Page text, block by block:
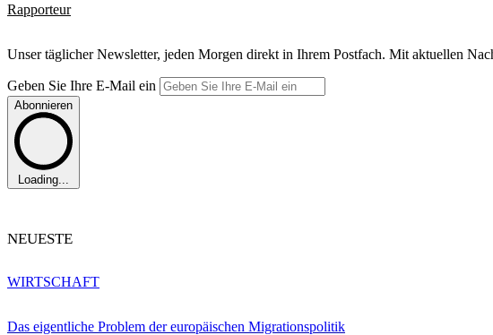
Rapporteur
Unser täglicher Newsletter, jeden Morgen direkt in Ihrem Postfach. Mit aktuellen
Geben Sie Ihre E-Mail ein
Abonnieren
Loading...
NEUESTE
Das eigentliche Problem der europäischen Migrationspolitik
WIRTSCHAFT